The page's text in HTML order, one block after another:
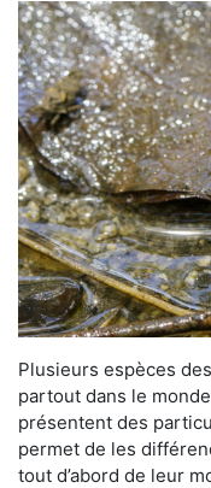
Plusieurs espèces
partout dans le
présentent des
permet de les
tout d’abord de leur